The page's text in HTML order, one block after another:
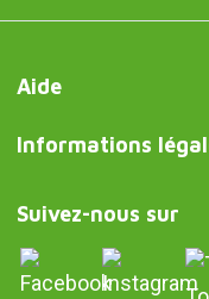
Aide
Informations
Suivez-nous sur